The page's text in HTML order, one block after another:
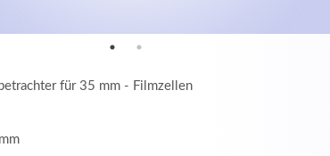
für 35 mm - Filmzellen